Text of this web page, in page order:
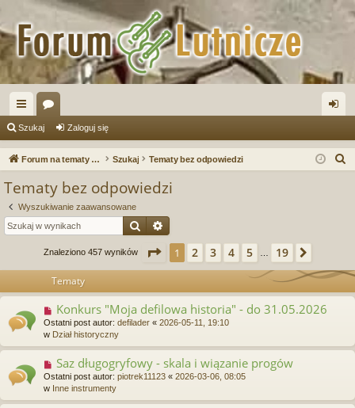
ię
ce
or
a og
Szukaj Zaloguj się
Forum na tematy budowy instrumentów Szukaj Tematy bez odpowiedzi
Tematy bez odpowiedzi
Wyszukiwanie zaawansowane
Szukaj
Znaleziono 457 wyników Strona z 19
1 2 3 4 5 19
Tematy
N
o
w
o
s
t
Konkurs "Moja defilowa historia" - do 31.05.2026
Ostatni post autor: defilader « 2026-05-11, 19:10
w Dział historyczny
N
o
w
Saz długogryfowy - skala i wiązanie progów
Ostatni post autor: piotrek11123 « 2026-03-06, 08:05
w Inne instrumenty